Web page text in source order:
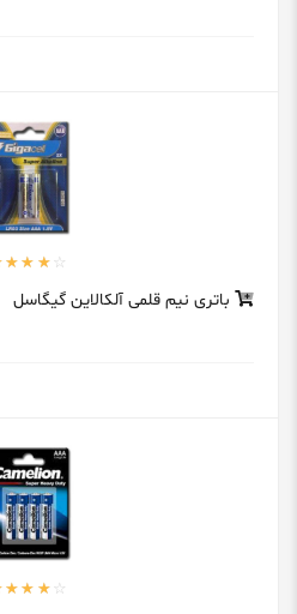
باتری نیم قلمی آلکالاین گیگاسل